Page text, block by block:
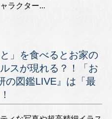
ラクター...
」を食べるとお家の
スが現れる？！「お
の図鑑LIVE』は「最